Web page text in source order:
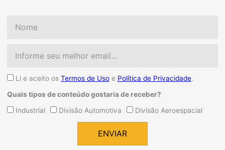
AceiteLi e aceito os Termos de Usoe Política de Privacidade.
Quais tipos de conteúdo gostaria de receber?
QuaisIndustrial Divisão Automotiva Divisão Aeroespacial
ENVIAR